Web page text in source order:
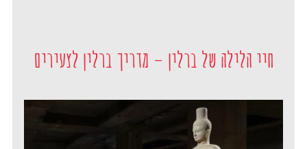
חיי הלילה של ברלין – מדריך ברלין לצעירים